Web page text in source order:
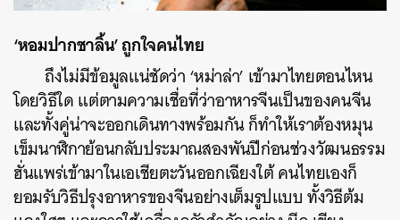
‘หอมปากชาลิ้น’ ถูกใจคนไทย
ถึงไม่มีข้อมูลแน่ชัดว่า ‘หม่าล่า’ เข้ามาไทยตอนไหน
โดยวิธีใด แต่ตามความเชื่อที่ว่าอาหารจีนเป็นของคนจีน
และทั้งคู่น่าจะออกเดินทางพร้อมกัน ก็ทำให้เราต้องหมุน
เข็มนาฬิกาย้อนกลับประมาณสองพันปีก่อนช่วงวัฒนธรรม
ฮั่นแพร่เข้ามาในเอเชียตะวันออกเฉียงใต้ คนไทยเองก็
ยอมรับวิธีปรุงอาหารของจีนอย่างเต็มรูปแบบ ทั้งวิธีต้ม